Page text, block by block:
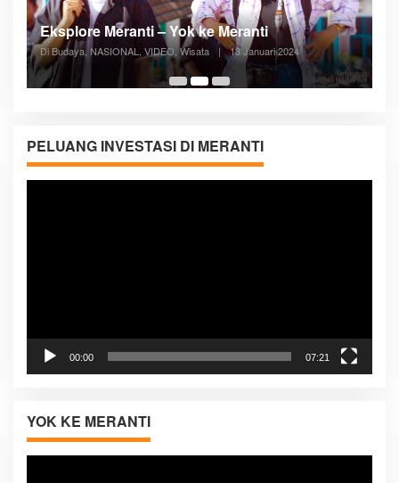
05:08
Posyandu Melayani Semua Siklus Hidup
Di ADVERTORIAL, Kesehatan, VIDEO 27 Desember 2023
PELUANG INVESTASI DI MERANTI
Pemutar
00:00 07:21
YOK KE MERANTI